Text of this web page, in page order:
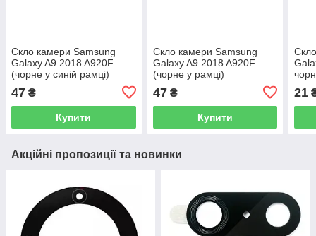
Скло камери Samsung
Galaxy A9 2018 A920F
(чорне у синій рамці)
47 ₴
Купити
Скло камери Samsung
Galaxy A9 2018 A920F
(чорне у рамці)
47₴
Купити
21
Акційні пропозиції та новинки